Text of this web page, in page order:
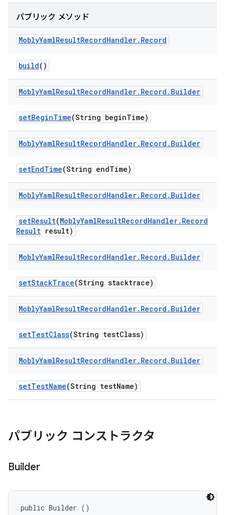
パブリック メソッド
MoblyYamlResultRecordHandler. Record
build()
MoblyYamlResultRecordHandler. Record . Builder
setBeginTime(String beginTime)
MoblyYamlResultRecordHandler. Record . Builder
setEndTime(String endTime)
MoblyYamlResultRecordHandler. Record . Builder
setResult(MoblyYamlResultRecordHandler. Record
Result result)
MoblyYamlResultRecordHandler. Record . Builder
setStackTrace(String stacktrace)
MoblyYamlResultRecordHandler. Record . Builder
setTestClass(String testClass)
MoblyYamlResultRecordHandler. Record . Builder
setTestName(String testName)
パブリック コンストラクタ
Builder
public Builder ()